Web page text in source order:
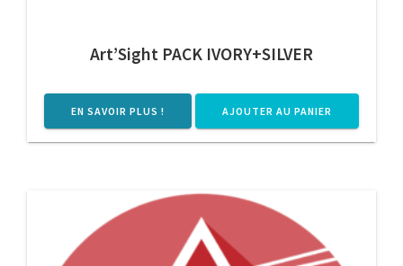
Art’Sight PACK IVORY+SILVER
EN SAVOIR PLUS ! AJOUTER AU PANIER